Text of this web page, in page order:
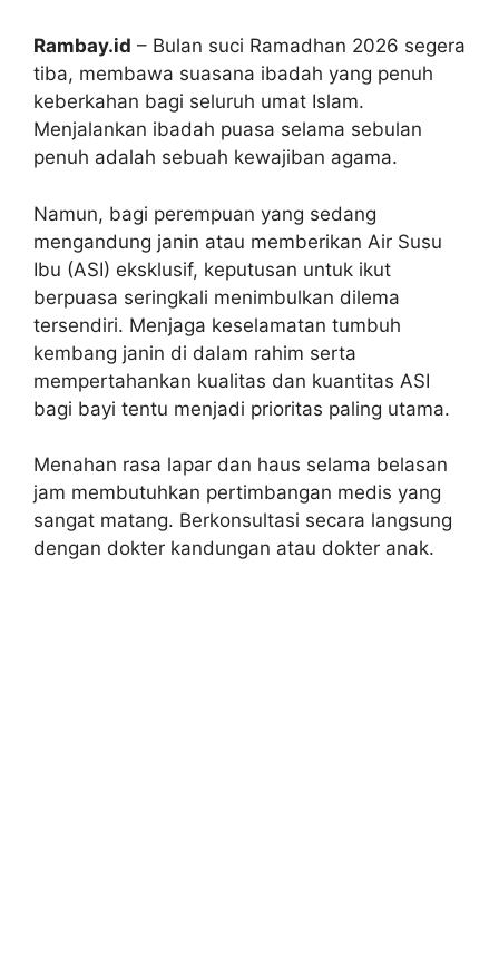
Rambay.id – Bulan suci Ramadhan 2026 segera
tiba, membawa suasana ibadah yang penuh
keberkahan bagi seluruh umat Islam.
Menjalankan ibadah puasa selama sebulan
penuh adalah sebuah kewajiban agama.
Namun, bagi perempuan yang sedang
mengandung janin atau memberikan Air Susu
Ibu (ASI) eksklusif, keputusan untuk ikut
berpuasa seringkali menimbulkan dilema
tersendiri. Menjaga keselamatan tumbuh
kembang janin di dalam rahim serta
mempertahankan kualitas dan kuantitas ASI
bagi bayi tentu menjadi prioritas paling utama.
Menahan rasa lapar dan haus selama belasan
jam membutuhkan pertimbangan medis yang
sangat matang. Berkonsultasi secara langsung
dengan dokter kandungan atau dokter anak.